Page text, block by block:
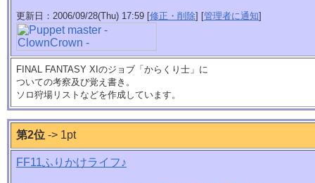
更新日：2006/09/28(Thu) 17:59 [修正・削除] [管理者に通知]
FINAL FANTASY XIのジョブ「からくり士」に
ついての考察及び覚え書き。
ソロ狩場リストなどを作成しています。
第2位 -> 1pt
FF11ふりかけライフ♪